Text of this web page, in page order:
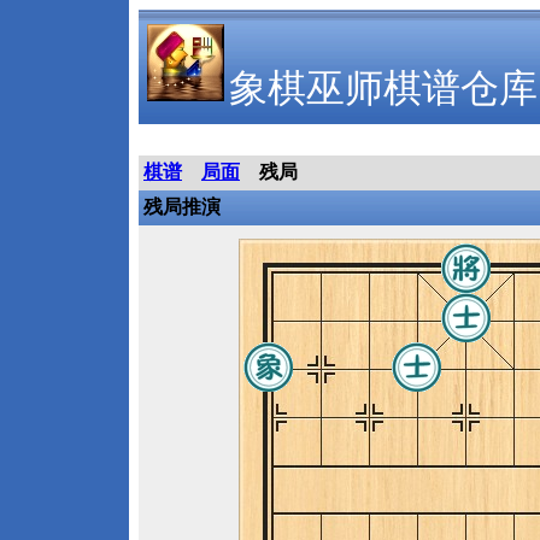
象棋巫师棋谱仓库
棋谱 局面
残局
残局推演